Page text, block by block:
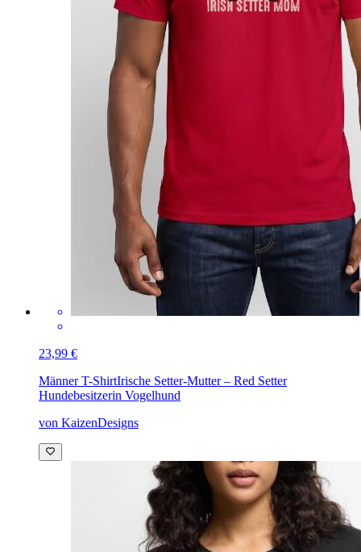
23,99 €
Männer T-ShirtIrische Setter-Mutter – Red Setter
Hundebesitzerin Vogelhund
von KaizenDesigns